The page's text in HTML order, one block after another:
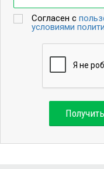
Согласен с
условиями